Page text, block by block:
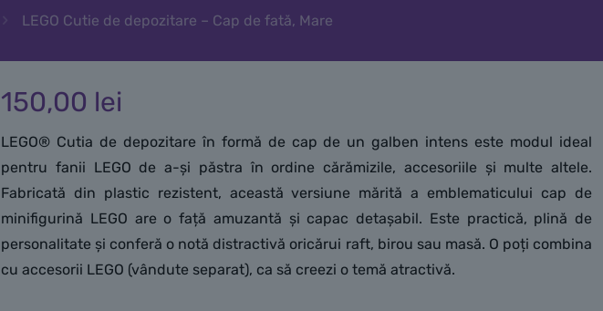
LEGO Cutie de depozitare – Cap de fată, Mare
150,00 lei
LEGO® Cutia de depozitare în formă de cap de un galben intens este modul ideal
pentru fanii LEGO de a-și păstra în ordine cărămizile, accesoriile și multe altele.
Fabricată din plastic rezistent, această versiune mărită a emblematicului cap de
minifigurină LEGO are o față amuzantă și capac detașabil. Este practică, plină de
personalitate și conferă o notă distractivă oricărui raft, birou sau masă. O poți combina
cu accesorii LEGO (vândute separat), ca să creezi o temă atractivă.